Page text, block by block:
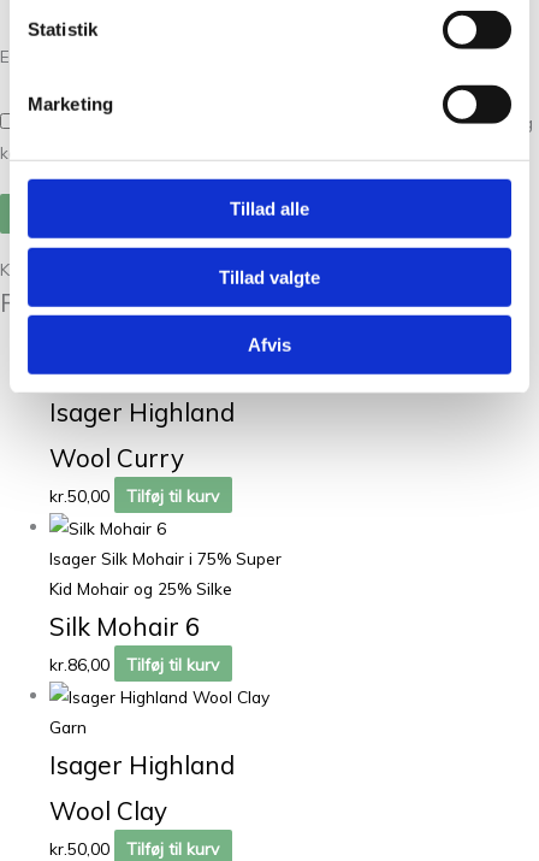
Statistik
Marketing
Tillad alle
Tillad valgte
Afvis
E-mail
Gem mit navn, mail og websted i denne browser til næste gang jeg
kommenterer.
Kunder købte også
Relaterede varer
Garn
Isager Highland
Wool Curry
kr.50,00 Tilføj til kurv
Isager Silk Mohair i 75% Super
Kid Mohair og 25% Silke
Silk Mohair 6
kr.86,00 Tilføj til kurv
Garn
Isager Highland
Wool Clay
kr.50,00 Tilføj til kurv